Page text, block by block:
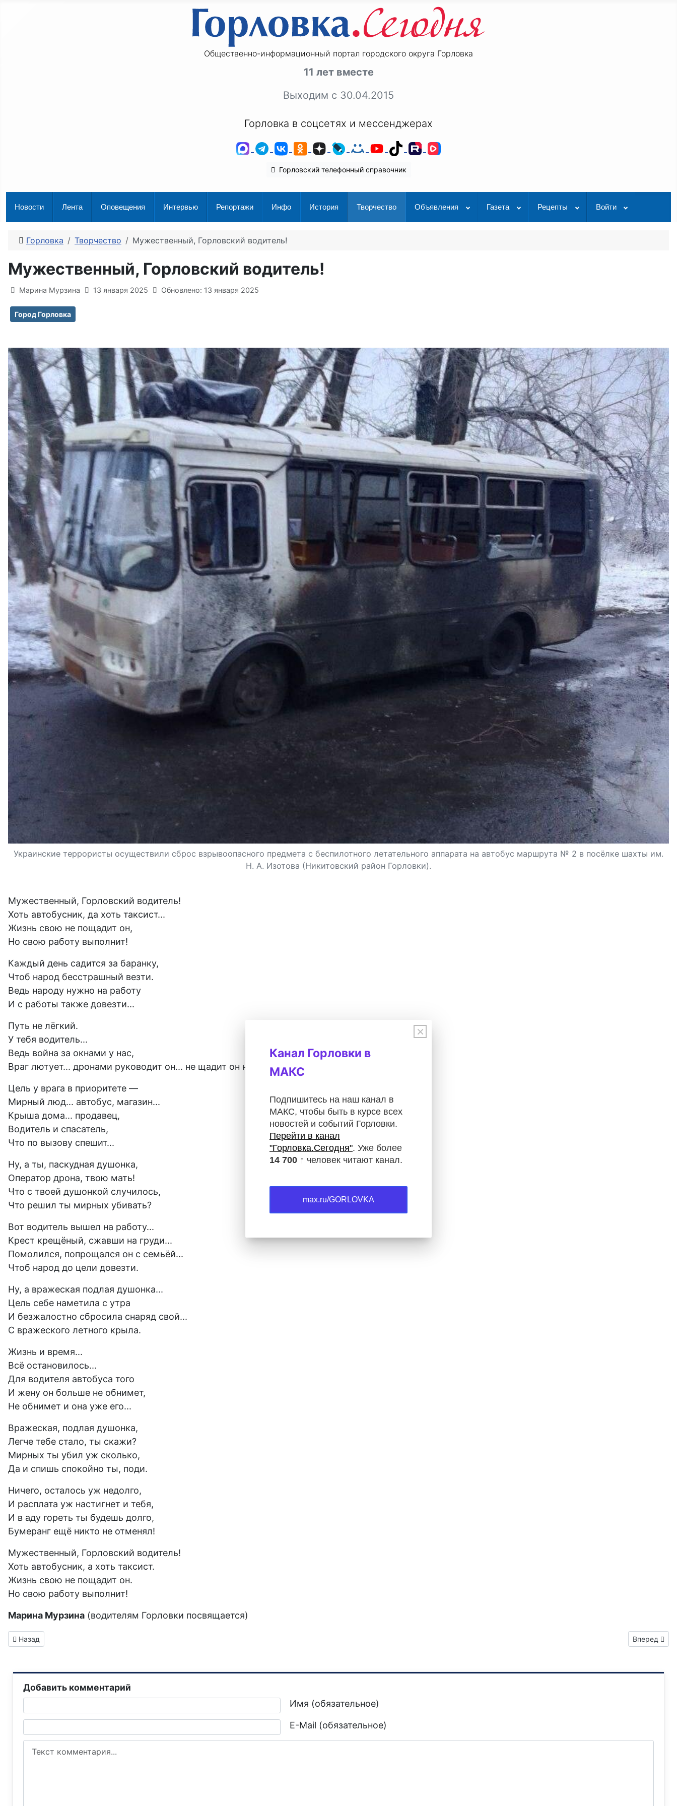
Общественно-информационный портал городского округа Горловка
11 лет вместе
Выходим с 30.04.2015
Горловка в соцсетях и мессенджерах
MAXTelegram
ВКонтакте
Одноклассники
ДзенLiveJournal
Мой Мир
YouTube
TikTokRutube
Горловский телефонный справочник
Новости Лента Оповещения Интервью Репортажи Инфо История Творчество Объявления Газета Рецепты Войти
Горловка Творчество Мужественный, Горловский водитель!
Мужественный, Горловский водитель!
Информация о материале
Марина Мурзина 13 января 2025 Обновлено: 13 января 2025
Город Горловка
Украинские террористы осуществили сброс взрывоопасного предмета с беспилотного летательного аппарата на автобус маршрута № 2 в посёлке шахты им.
Н. А. Изотова (Никитовский район Горловки).
Мужественный, Горловский водитель!
Хоть автобусник, да хоть таксист...
Жизнь свою не пощадит он,
Но свою работу выполнит!
Каждый день садится за баранку,
Чтоб народ бесстрашный везти.
Ведь народу нужно на работу
И с работы также довезти...
Путь не лёгкий.
У тебя водитель...
Ведь война за окнами у нас,
Враг лютует... дронами руководит он... не щадит он никого из нас!
Цель у врага в приоритете —
Мирный люд... автобус, магазин...
Крыша дома... продавец,
Водитель и спасатель,
Что по вызову спешит...
Ну, а ты, паскудная душонка,
Оператор дрона, твою мать!
Что с твоей душонкой случилось,
Что решил ты мирных убивать?
Вот водитель вышел на работу...
Крест крещёный, сжавши на груди...
Помолился, попрощался он с семьёй...
Чтоб народ до цели довезти.
Ну, а вражеская подлая душонка...
Цель себе наметила с утра
И безжалостно сбросила снаряд свой...
С вражеского летного крыла.
Жизнь и время...
Всё остановилось...
Для водителя автобуса того
И жену он больше не обнимет,
Не обнимет и она уже его...
Вражеская, подлая душонка,
Легче тебе стало, ты скажи?
Мирных ты убил уж сколько,
Да и спишь спокойно ты, поди.
Ничего, осталось уж недолго,
И расплата уж настигнет и тебя,
И в аду гореть ты будешь долго,
Бумеранг ещё никто не отменял!
Мужественный, Горловский водитель!
Хоть автобусник, а хоть таксист.
Жизнь свою не пощадит он.
Но свою работу выполнит!
Марина Мурзина (водителям Горловки посвящается)
Предыдущий: Памяти Героя Донбасса горловчанина Дмитрия Ефименко
Назад Следующий:
Вперед
Добавить комментарий
Имя (обязательное)
E-Mail (обязательное)
×
Канал Горловки в
МАКС
Подпишитесь на наш канал в
МАКС, чтобы быть в курсе всех
новостей и событий Горловки.
Перейти в канал
"Горловка.Сегодня". Уже более
14 700 ↑ человек читают канал.
max.ru/GORLOVKA